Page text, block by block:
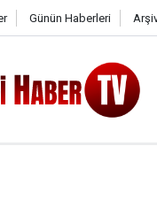
Günün Haberleri